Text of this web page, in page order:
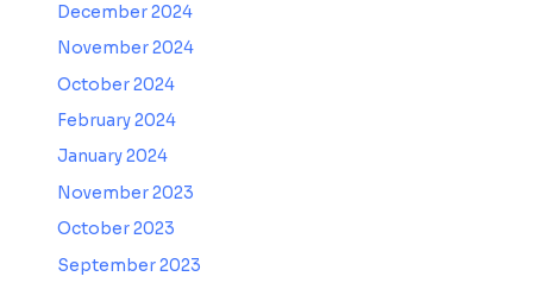
December 2024
November 2024
October 2024
February 2024
January 2024
November 2023
October 2023
September 2023